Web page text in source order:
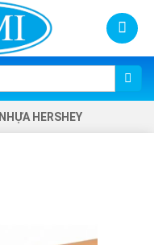
NHỰA HERSHEY